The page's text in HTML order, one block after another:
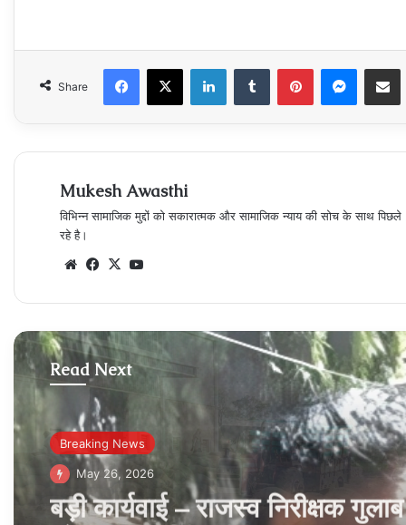
Share
Facebook
X LinkedInTumblr Pinterest
Mukesh Awasthi
विभिन्न सामाजिक मुद्दों को सकारात्मक और सामाजिक न्याय की सोच के साथ
रहे है।
WebsiteFacebook
X
Read Next
Breaking News
May 25, 2026
गेंहू उपार्जन – किसानों से वसूली जा